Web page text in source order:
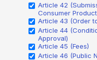
Article 42
Consumer
Article 43 (Order
Article 44
Approval)
Article 45 (Fees)
Article 46 (Public